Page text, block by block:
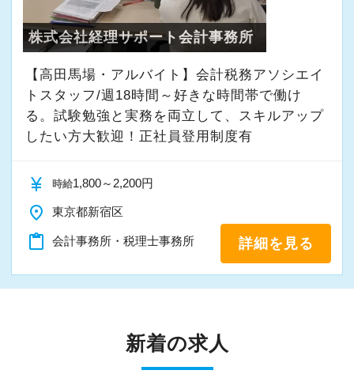
株式会社経理サポート会計事務所
【高田馬場・アルバイト】会計税務アソシエイ
トスタッフ/週18時間～好きな時間帯で働け
る。試験勉強と実務を両立して、スキルアップ
したい方大歓迎！正社員登用制度有
currency_yen 時給1,800～2,200円
place 東京都新宿区
content_paste 会計事務所・税理士事務所 詳細を見る
新着の求人